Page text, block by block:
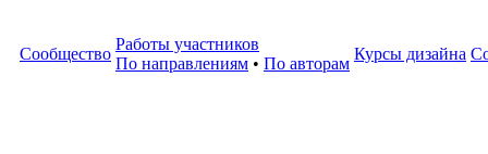
Сообщество
Работы участников
По направлениям • По авторам
Курсы дизайна